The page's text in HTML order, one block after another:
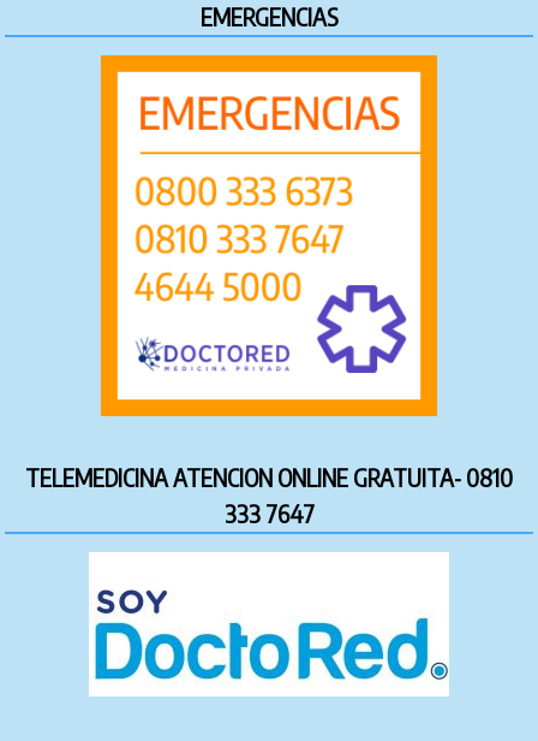
EMERGENCIAS
TELEMEDICINA ATENCION ONLINE GRATUITA- 0810
333 7647